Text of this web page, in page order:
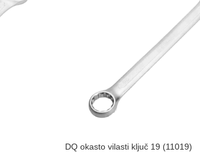
DQ okasto vilasti ključ 19 (11019)